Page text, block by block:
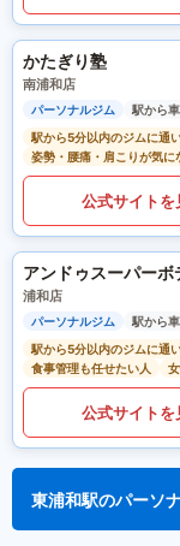
かたぎり塾
南浦和店
パーソナルジム
駅から
駅から5分以内のジムに通
姿勢・腰痛・肩こりが気に
公式サイトを
浦和店
パーソナルジム
駅から
駅から5分以内のジムに通
食事管理も任せたい人
公式サイトを
東浦和駅のパーソ